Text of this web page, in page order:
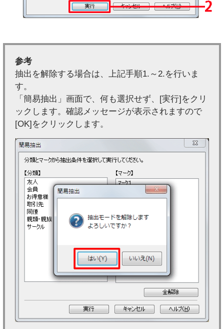
参考
抽出を解除する場合は、上記手順1.～2.を行いま
す。
「簡易抽出」画面で、何も選択せず、[実行]をクリ
ックします。確認メッセージが表示されますので
[OK]をクリックします。